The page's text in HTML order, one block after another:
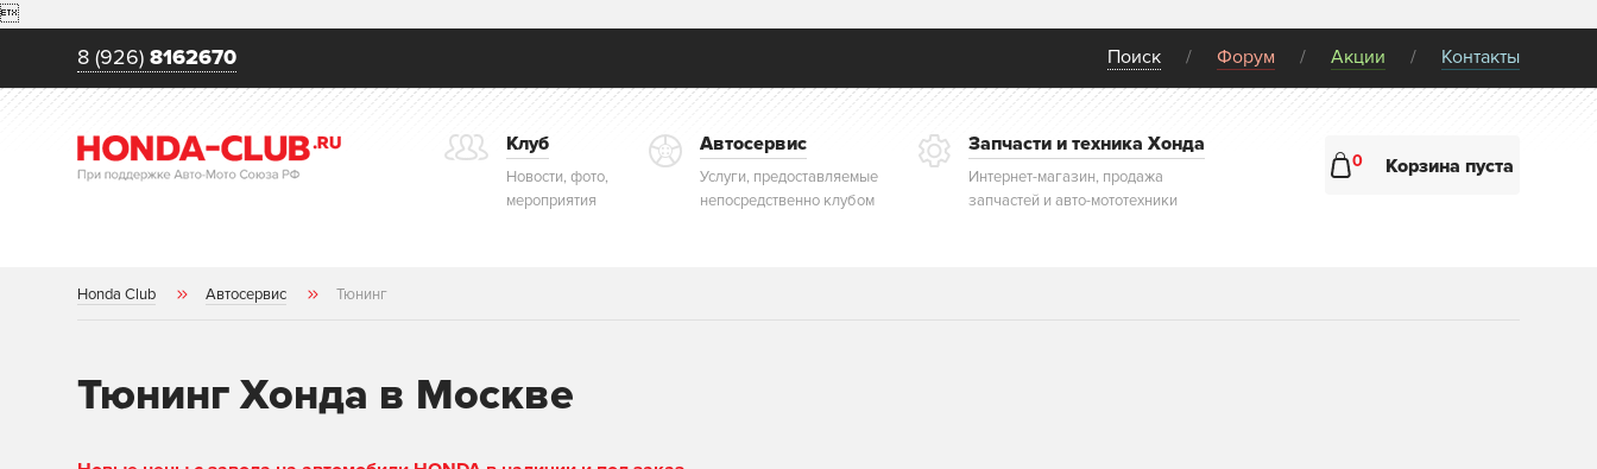

8 (926) 8162670 Поиск Форум Акции Контакты
Клуб
Новости, фото,
мероприятия
Автосервис
Услуги, предоставляемые
непосредственно клубом
Запчасти и техника Хонда
Интернет-магазин, продажа
запчастей и авто-мототехники
0 Корзина пуста
Honda Club Автосервис Тюнинг
Тюнинг Хонда в Москве